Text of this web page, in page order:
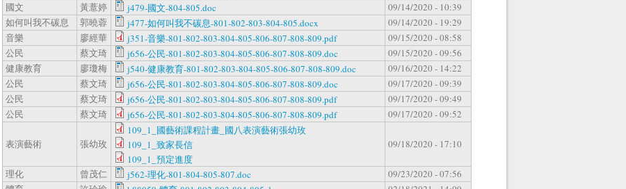
國文
黃薏婷 j479-國文-804-805.doc
09/14/2020 - 10:39
如何叫我不碳息
郭曉蓉 j477-如何叫我不碳息-801-802-803-804-805.docx
09/14/2020 - 19:29
音樂
廖經華 j351-音樂-801-802-803-804-805-806-807-808-809.pdf
09/15/2020 - 08:58
公民
蔡文琦 j656-公民-801-802-803-804-805-806-807-808-809.doc
09/15/2020 - 09:56
健康教育
廖瓊梅 j540-健康教育-801-802-803-804-805-806-807-808-809.doc
09/16/2020 - 14:22
公民
蔡文琦 j656-公民-801-802-803-804-805-806-807-808-809.doc
09/17/2020 - 09:39
公民
蔡文琦 j656-公民-801-802-803-804-805-806-807-808-809.pdf
09/17/2020 - 09:49
公民
蔡文琦 j656-公民-801-802-803-804-805-806-807-808-809.pdf 09/17/2020 - 09:52
表演藝術 張幼玫
109_1_國藝術課程計畫_國八表演藝術張幼玫
109_1_致家長信
109_1_預定進度
09/18/2020 - 17:10
理化 曾茂仁 j562-理化-801-804-805-807.doc
09/23/2020 - 07:56